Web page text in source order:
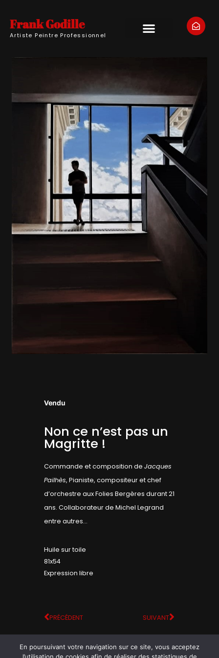
Frank Godille
Artiste Peintre Professionnel
Vendu
Non ce n’est pas un
Magritte !
Commande et composition de Jacques
Pailhès, Pianiste, compositeur et chef
d’orchestre aux Folies Bergères durant 21
ans. Collaborateur de Michel Legrand
entre autres…
Huile sur toile
81x54
Expression libre
PRÉCÉDENT SUIVANT
En poursuivant votre navigation sur ce site, vous acceptez